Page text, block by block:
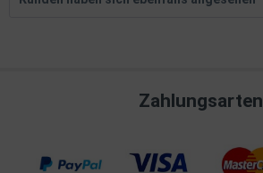
Zahlungsarten